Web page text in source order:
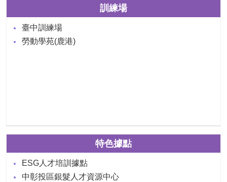
訓練場
臺中訓練場
勞動學苑(鹿港)
特色據點
ESG人才培訓據點
中彰投區銀髮人才資源中心